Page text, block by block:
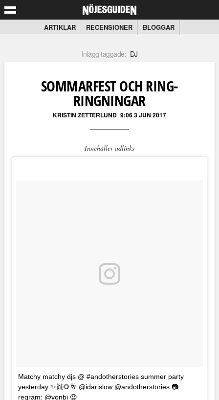
ARTIKLAR RECENSIONER BLOGGAR
Inlägg taggade: DJ
SOMMARFEST OCH RING-
RINGNINGAR
KRISTIN ZETTERLUND 9:06 3 JUN 2017
Innehåller adlinks
Matchy matchy djs @ #andotherstories summer party
yesterday ✨👯🌻🥂 @idarislow @andotherstories 📷
regram: @vonbi 😍